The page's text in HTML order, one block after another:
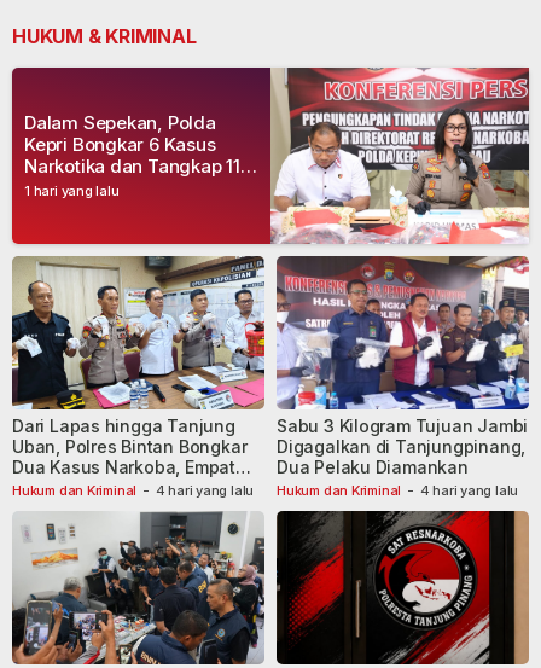
HUKUM & KRIMINAL
1 hari yang lalu
Dalam Sepekan, Polda
Kepri Bongkar 6 Kasus
Narkotika dan Tangkap 11
Tersangka
Hukum dan Kriminal - 4 hari yang lalu
Dari Lapas hingga Tanjung
Uban, Polres Bintan Bongkar
Dua Kasus Narkoba, Empat
Tersangka Dibekuk
Hukum dan Kriminal - 4 hari yang lalu
Sabu 3 Kilogram Tujuan Jambi
Digagalkan di Tanjungpinang,
Dua Pelaku Diamankan